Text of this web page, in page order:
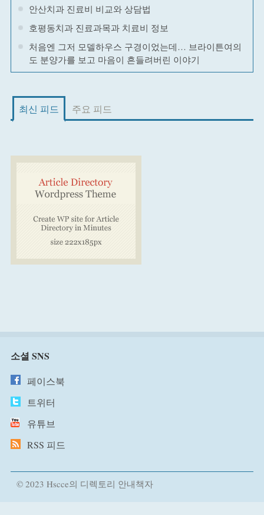
안산치과 진료비 비교와 상담법
호평동치과 진료과목과 치료비 정보
처음엔 그저 모델하우스 구경이었는데… 브라이튼여의
도 분양가를 보고 마음이 흔들려버린 이야기
최신 피드 주요 피드
소셜 SNS
페이스북
트위터
유튜브
RSS 피드
© 2023 Hscce의 디렉토리 안내책자